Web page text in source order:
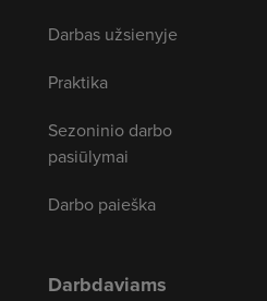
Darbas užsienyje
Praktika
Sezoninio darbo
pasiūlymai
Darbo paieška
Darbdaviams